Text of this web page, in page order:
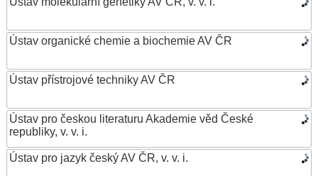
Ústav organické chemie a biochemie AV ČR
Ústav přístrojové techniky AV ČR
Ústav pro českou literaturu Akademie věd České
republiky, v. v. i.
Ústav pro jazyk český AV ČR, v. v. i.